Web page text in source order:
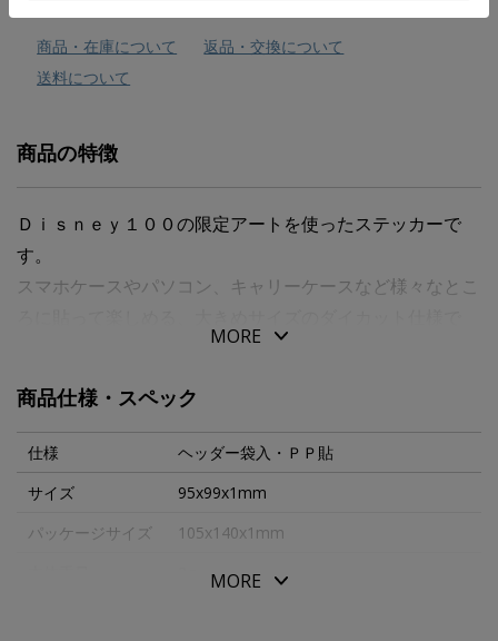
商品・在庫について
返品・交換について
送料について
商品の特徴
Ｄｉｓｎｅｙ１００の限定アートを使ったステッカーで
す。
スマホケースやパソコン、キャリーケースなど様々なとこ
MORE
商品仕様・スペック
仕様
ヘッダー袋入・ＰＰ貼
サイズ
95x99x1mm
パッケージサイズ
105x140x1mm
MORE